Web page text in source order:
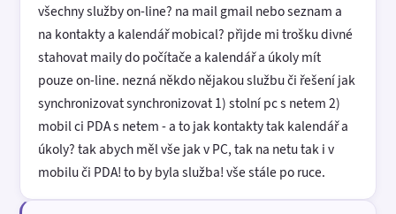
všechny služby on-line? na mail gmail nebo seznam a
na kontakty a kalendář mobical? přijde mi trošku divné
stahovat maily do počítače a kalendář a úkoly mít
pouze on-line. nezná někdo nějakou službu či řešení jak
synchronizovat synchronizovat 1) stolní pc s netem 2)
mobil ci PDA s netem - a to jak kontakty tak kalendář a
úkoly? tak abych měl vše jak v PC, tak na netu tak i v
mobilu či PDA! to by byla služba! vše stále po ruce.